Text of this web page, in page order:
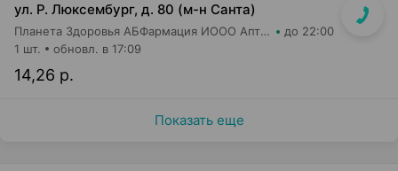
ул. Р. Люксембург, д. 80 (м-н Санта)
Планета Здоровья АБФармация ИООО Аптека №7 до 22:00
14,26 р.
1 шт. обновл. в 17:09
Показать еще